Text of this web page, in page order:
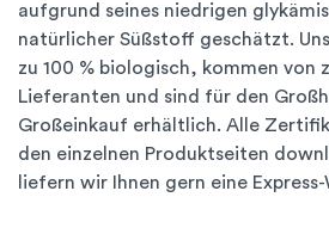
aufgrund seines niedrigen
natürlicher Süßstoff geschätzt.
zu 100 % biologisch, kommen von
Lieferanten und sind für den
Großeinkauf erhältlich. Alle
den einzelnen Produktseiten
liefern wir Ihnen gern eine